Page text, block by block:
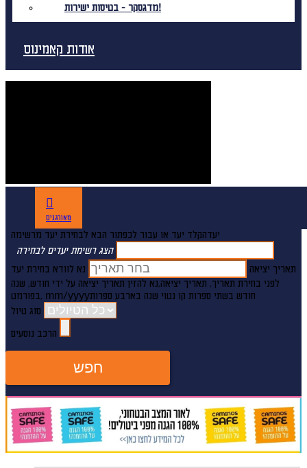
מדגסקר - בטיסות ישירות!
אודות קאמינוס
מאורגנים
יעדהקלד יעד או עבור לכפתור הבא לבחירת יעד מרשימה
הצג רשימת יעדים לבחירה
תאריך יציאה
נא לוודא בחירת יעד
לפני בחירת תאריך, תאריך יציאה,נא להזין תאריך יציאה על ידי חודש, שנה
mm/yyyyחודש בשתי ספרות קו נטוי שנה בארבע ספרות
סוג טיול
הרכב נוסעים
חפש